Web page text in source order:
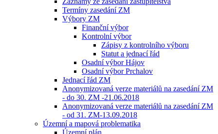
Termíny zasedání ZM
Výbory ZM
Finanční výbor
Kontrolní výbor
Zápisy z kontrolního výboru
Statut a jednací řád
Osadní výbor Hájov
Osadní výbor Prchalov
Jednací řád ZM
Anonymizovaná verze materiálů na zasedání ZM
- do 30. ZM -21.06.2018
Anonymizovaná verze materiálů na zasedání ZM
- od 31. ZM-13.09.2018
Územní a mapová problematika
Územní plán